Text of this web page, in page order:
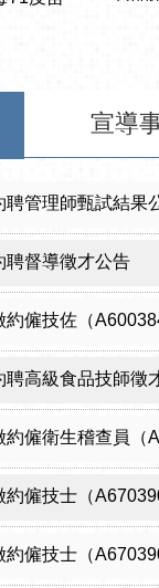
宣導
聘管理師甄試結果
聘督導徵才公告
僱技佐（
聘高級食品技師徵
僱衛生稽查員（
僱技士（
約僱技士（